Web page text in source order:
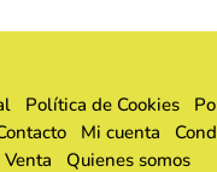
Política de Cookies
Mi cuenta
Venta Quienes somos